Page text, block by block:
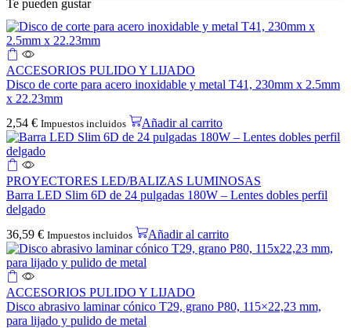
Te pueden gustar
ACCESORIOS PULIDO Y LIJADO
Disco de corte para acero inoxidable y metal T41, 230mm x 2.5mm
x 22.23mm
2,54 € Impuestos incluidos Añadir al carrito
PROYECTORES LED/BALIZAS LUMINOSAS
Barra LED Slim 6D de 24 pulgadas 180W – Lentes dobles perfil
delgado
36,59 € Impuestos incluidos Añadir al carrito
ACCESORIOS PULIDO Y LIJADO
Disco abrasivo laminar cónico T29, grano P80, 115×22,23 mm,
para lijado y pulido de metal